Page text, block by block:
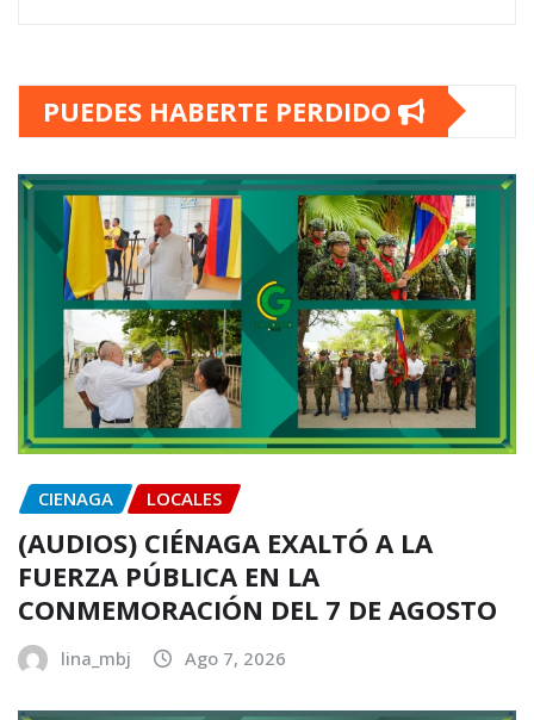
PUEDES HABERTE PERDIDO
CIENAGA LOCALES
(AUDIOS) CIÉNAGA EXALTÓ A LA
FUERZA PÚBLICA EN LA
CONMEMORACIÓN DEL 7 DE AGOSTO
lina_mbj Ago 7, 2026